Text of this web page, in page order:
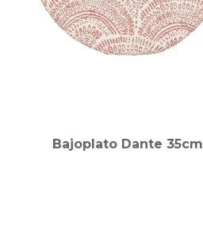
Bajoplato Dante 35cm